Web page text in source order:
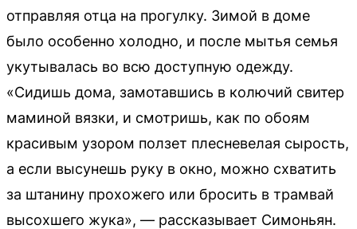
отправляя отца на прогулку. Зимой в доме
было особенно холодно, и после мытья семья
укутывалась во всю доступную одежду.
«Сидишь дома, замотавшись в колючий свитер
маминой вязки, и смотришь, как по обоям
красивым узором ползет плесневелая сырость,
а если высунешь руку в окно, можно схватить
за штанину прохожего или бросить в трамвай
высохшего жука», — рассказывает Симоньян.